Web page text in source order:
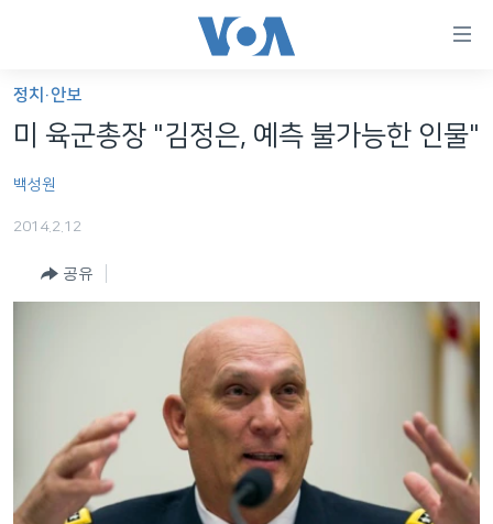
가
능
메
네
VOD
라디오
프로그램
정치·안보
미 육군총장 "김정은, 예측 불가능한 인물"
백성원
2014.2.12
공유